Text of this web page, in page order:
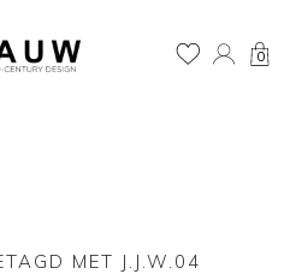
0
MET J.J.W.04